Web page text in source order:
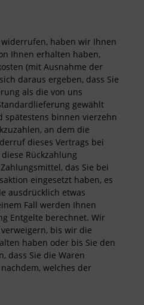
haben wir Ihnen
Ihnen erhalten haben,
(mit Ausnahme der
daraus ergeben, dass Sie
als die von uns
gewählt
spätestens binnen vierzehn
an dem die
dieses Vertrags bei
Rückzahlung
das Sie bei
eingesetzt haben, es
ausdrücklich etwas
Fall werden Ihnen
Entgelte berechnet. Wir
bis wir die
haben oder bis Sie den
dass Sie die Waren
welches der